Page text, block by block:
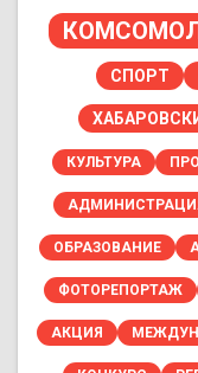
СПОРТ
КУЛЬТУРА
ОБРАЗОВАНИЕ
ФОТОРЕПОРТАЖ
АКЦИЯ